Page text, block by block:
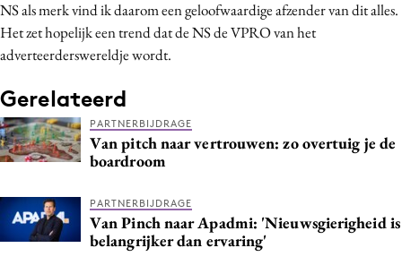
NS als merk vind ik daarom een geloofwaardige afzender van dit alles.
Het zet hopelijk een trend dat de NS de VPRO van het
adverteerderswereldje wordt.
Gerelateerd
PARTNERBIJDRAGE
Van pitch naar vertrouwen: zo overtuig je de
boardroom
PARTNERBIJDRAGE
Van Pinch naar Apadmi: 'Nieuwsgierigheid is
belangrijker dan ervaring'